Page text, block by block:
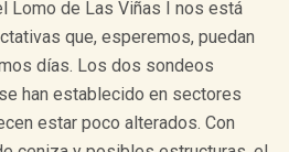
Lomo de Las Viñas I nos está
que, esperemos, puedan
días. Los dos sondeos
han establecido en sectores
estar poco alterados. Con